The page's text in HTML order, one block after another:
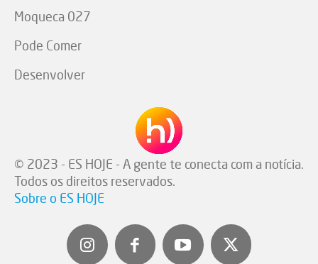
Moqueca 027
Pode Comer
Desenvolver
© 2023 - ES HOJE - A gente te conecta com a notícia.
Todos os direitos reservados.
Sobre o ES HOJE